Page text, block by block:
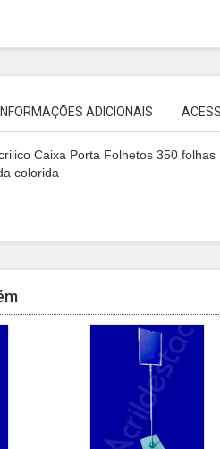
INFORMAÇÕES ADICIONAIS
Caixa Porta Folhetos 350
colorida